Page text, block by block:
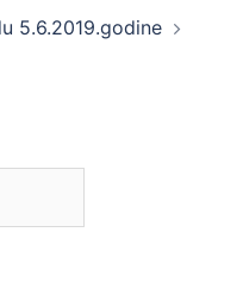
5.6.2019.godine